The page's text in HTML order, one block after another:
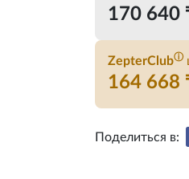
170 640
ZepterClubⓘ
164 668
Поделиться в: